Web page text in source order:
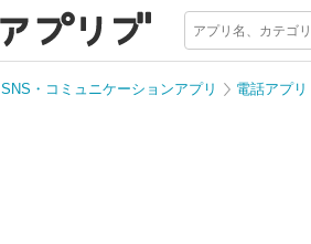
SNS・コミュニケーションアプリ 電話アプリ